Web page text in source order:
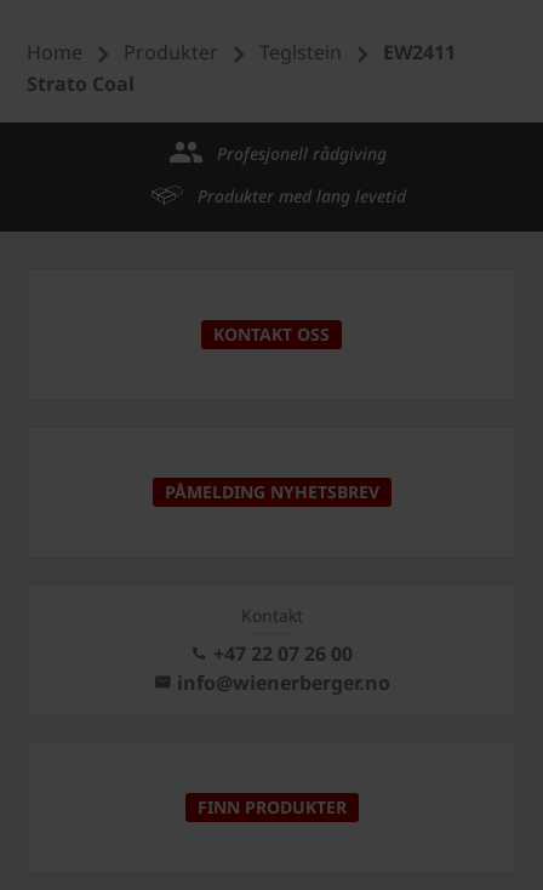
Home Produkter Teglstein
EW2411
Strato Coal
Profesjonell rådgiving
Produkter med lang levetid
KONTAKT OSS
PÅMELDING NYHETSBREV
Kontakt
+47 22 07 26 00
info@wienerberger.no
FINN PRODUKTER